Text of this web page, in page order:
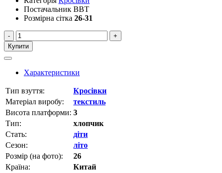
Постачальник BBT
Розмірна сітка 26-31
-
+
Купити
Характеристики
Тип взуття:
Кросівки
Матеріал виробу:
текстиль
Висота платформи: 3
Тип:
хлопчик
Стать:
діти
Сезон:
літо
Розмір (на фото):
26
Країна:
Китай